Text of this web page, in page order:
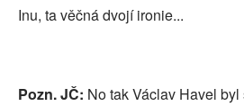
Inu, ta věčná dvojí ironie...
Pozn. JČ: No tak Václav Havel